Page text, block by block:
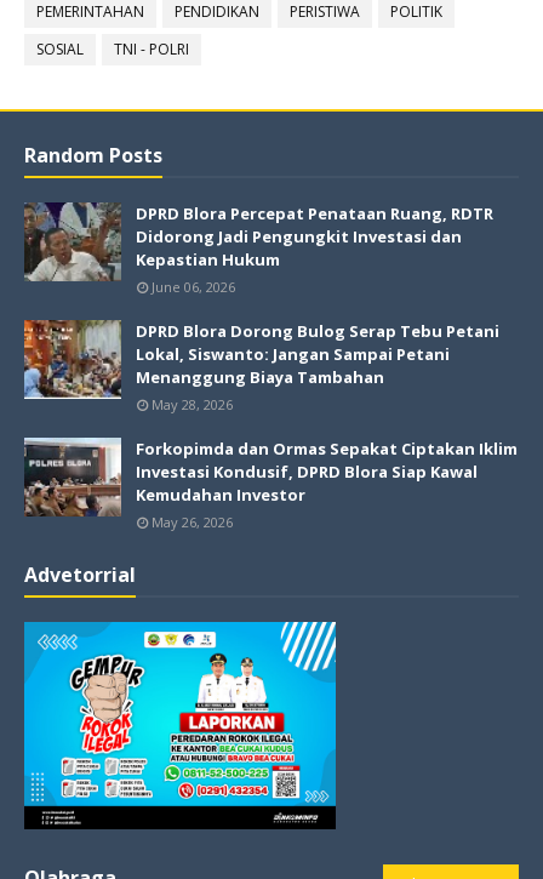
PEMERINTAHAN
PENDIDIKAN PERISTIWA
POLITIK
SOSIAL
TNI - POLRI
Random Posts
DPRD Blora Percepat Penataan Ruang, RDTR
Didorong Jadi Pengungkit Investasi dan
Kepastian Hukum
June 06, 2026
DPRD Blora Dorong Bulog Serap Tebu Petani
Lokal, Siswanto: Jangan Sampai Petani
Menanggung Biaya Tambahan
May 28, 2026
Forkopimda dan Ormas Sepakat Ciptakan Iklim
Investasi Kondusif, DPRD Blora Siap Kawal
Kemudahan Investor
May 26, 2026
Advetorrial